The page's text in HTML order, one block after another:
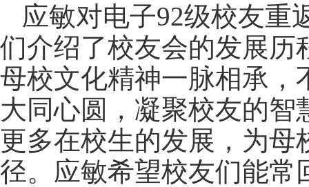
应敏对电子92级校友重
们介绍了校友会的发展历
母校文化精神一脉相承，
大同心圆，凝聚校友的
更多在校生的发展，为母
径。应敏希望校友们能常